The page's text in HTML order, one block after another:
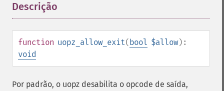
Descrição
function uopz_allow_exit(bool $allow):
void
Por padrão, o uopz desabilita o opcode de saída,